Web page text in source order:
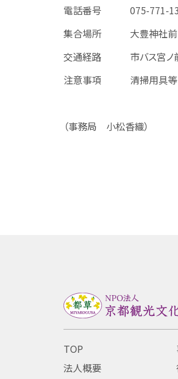
電話番号 075-771-
集合場所 大豊神社前
交通経路 市バス宮ノ前
注意事項 清掃用具等は
（事務局 小松香織）
TOP
法人概要